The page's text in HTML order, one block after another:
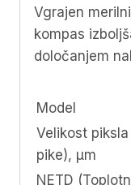
Vgrajen
kompas
določanjem
Model
Velikost
pike), μm
NETD